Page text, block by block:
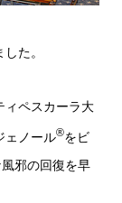
た。
ィペスカーラ大
ェノール®をビ
邪の回復を早